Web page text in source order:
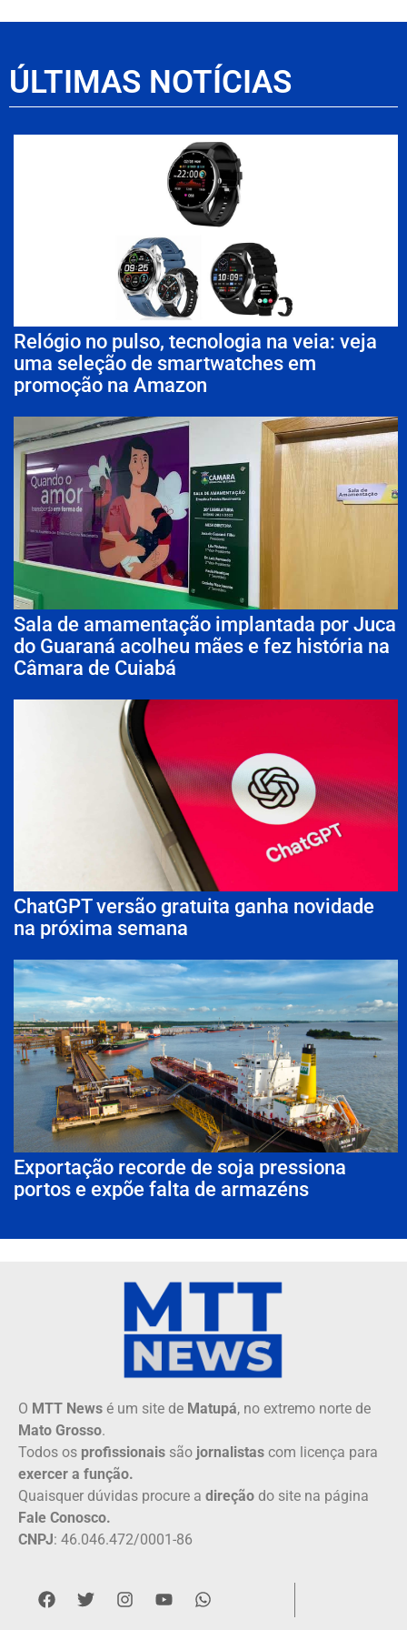
ÚLTIMAS NOTÍCIAS
Relógio no pulso, tecnologia na veia: veja
uma seleção de smartwatches em
promoção na Amazon
Sala de amamentação implantada por Juca
do Guaraná acolheu mães e fez história na
Câmara de Cuiabá
ChatGPT versão gratuita ganha novidade
na próxima semana
Exportação recorde de soja pressiona
portos e expõe falta de armazéns
O MTT News é um site de Matupá, no extremo norte de
Mato Grosso.
Todos os profissionais são jornalistas com licença para
exercer a função.
Quaisquer dúvidas procure a direção do site na página
Fale Conosco.
CNPJ: 46.046.472/0001-86